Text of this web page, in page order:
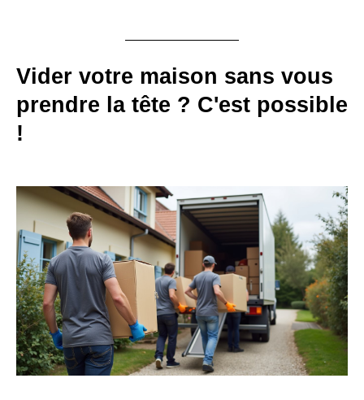
Vider votre maison sans vous
prendre la tête ? C'est possible
!